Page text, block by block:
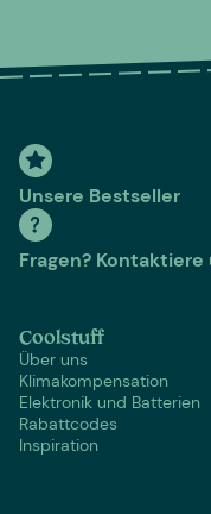
Unsere Bestseller
Fragen? Kontaktiere
Coolstuff
Über uns
Klimakompensation
Elektronik und Batterien
Rabattcodes
Inspiration